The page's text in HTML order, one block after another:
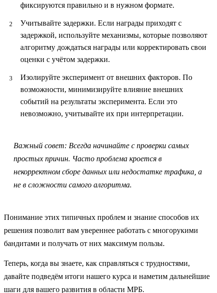
фиксируются правильно и в нужном формате.
Учитывайте задержки. Если награды приходят с
задержкой, используйте механизмы, которые позволяют
алгоритму дождаться награды или корректировать свои
оценки с учётом задержки.
Изолируйте эксперимент от внешних факторов. По
возможности, минимизируйте влияние внешних
событий на результаты эксперимента. Если это
невозможно, учитывайте их при интерпретации.
Важный совет: Всегда начинайте с проверки самых
простых причин. Часто проблема кроется в
некорректном сборе данных или недостатке трафика, а
не в сложности самого алгоритма.
Понимание этих типичных проблем и знание способов их
решения позволит вам увереннее работать с многорукими
бандитами и получать от них максимум пользы.
Теперь, когда вы знаете, как справляться с трудностями,
давайте подведём итоги нашего курса и наметим дальнейшие
шаги для вашего развития в области МРБ.